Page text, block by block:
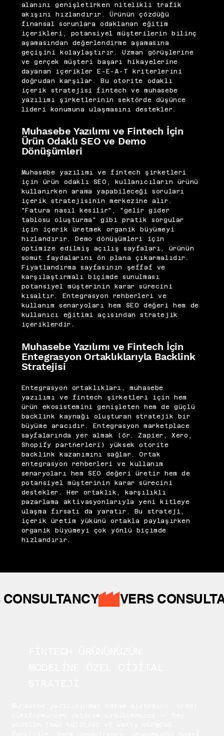
alanını genişletirken nitelikli trafik
akışını hızlandırır. Ürünün çözdüğü
finansal sorunlara odaklanan eğitim
içerikleri, potansiyel müşterilerin bilinç
aşamasından değerlendirme aşamasına
geçişini kolaylaştırır. Uzman görüşlerine
ve gerçek müşteri başarı hikayelerine
dayanan içerikler E-E-A-T kriterlerini
doğrudan karşılar. Bu otorite odaklı
içerik stratejisi fintech ve muhasebe
yazılımı şirketlerinin sektörde düşünce
lideri konumuna ulaşmasını destekler.
Muhasebe Yazılımı ve Fintech İçin
Ürün Odaklı SEO ve Demo
Dönüşümleri
Muhasebe yazılımı ve fintech şirketleri
için ürün odaklı SEO, kullanıcıların ürünü
kullanırken arama yapabileceği soruları
içerik stratejisinin merkezine alır.
"Fatura nasıl kesilir", "gelir gider
tablosu oluşturma" gibi pratik sorgular
için içerik üretmek organik büyümeyi
hızlandırır. Demo dönüşümleri için
optimize edilmiş açılış sayfaları, ürünün
somut faydalarını ön plana çıkarmalıdır.
Fiyatlandırma sayfasının şeffaf ve
karşılaştırmalı biçimde sunulması
potansiyel müşterinin karar sürecini
kısaltır. Entegrasyon rehberleri ve
kullanım senaryoları hem SEO değeri hem de
kullanıcı eğitimi açısından stratejik
içeriklerdir.
Muhasebe Yazılımı ve Fintech İçin
Entegrasyon Ortaklıklarıyla Backlink
Stratejisi
Entegrasyon ortaklıkları, muhasebe
yazılımı ve fintech şirketleri için hem
ürün ekosistemini genişleten hem de güçlü
backlink kaynağı oluşturan stratejik bir
büyüme aracıdır. Entegrasyon marketplace
sayfalarında yer almak (ör. Zapier, Xero,
Shopify partnerleri) yüksek otorite
backlink kazanımını sağlar. Ortak
entegrasyon rehberleri ve kullanım
senaryoları hem SEO değeri üretir hem de
potansiyel müşterinin karar sürecini
destekler. Her ortaklık, karşılıklı
pazarlama aktivasyonlarıyla yeni kitleye
ulaşma fırsatı da yaratır. Bu strateji,
içerik üretim yükünü ortakla paylaşırken
organik büyümeyi çok yönlü biçimde
hızlandırır.
CONSULTANCY